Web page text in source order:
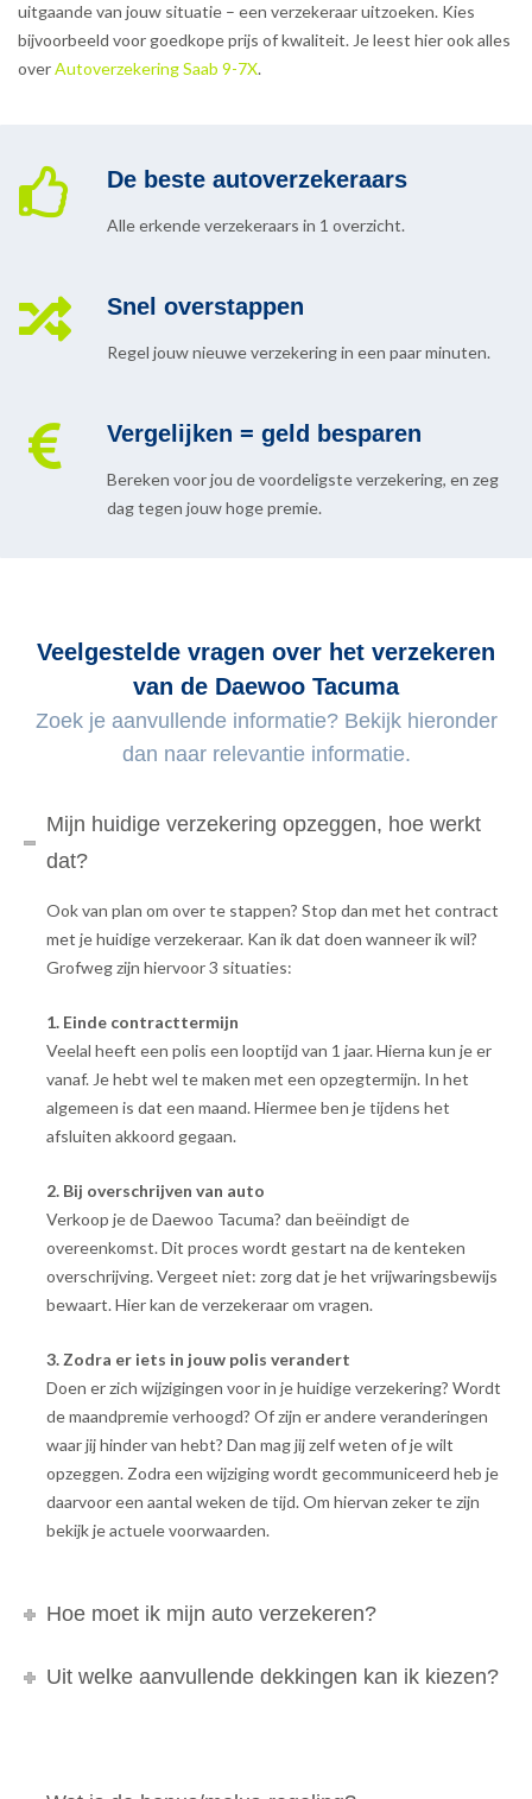
uitgaande van jouw situatie – een verzekeraar uitzoeken. Kies
bijvoorbeeld voor goedkope prijs of kwaliteit. Je leest hier ook alles
overAutoverzekering Saab 9-7X.
De beste autoverzekeraars
Alle erkende verzekeraars in 1 overzicht.
Snel overstappen
Regel jouw nieuwe verzekering in een paar minuten.
Vergelijken = geld besparen
Bereken voor jou de voordeligste verzekering, en zeg
dag tegen jouw hoge premie.
Veelgestelde vragen over het verzekeren
van de Daewoo Tacuma
Zoek je aanvullende informatie? Bekijk hieronder
dan naar relevantie informatie.
Mijn huidige verzekering opzeggen, hoe werkt
dat?
Ook van plan om over te stappen? Stop dan met het contract
met je huidige verzekeraar. Kan ik dat doen wanneer ik wil?
Grofweg zijn hiervoor 3 situaties:
1. Einde contracttermijn
Veelal heeft een polis een looptijd van 1 jaar. Hierna kun je er
vanaf. Je hebt wel te maken met een opzegtermijn. In het
algemeen is dat een maand. Hiermee ben je tijdens het
afsluiten akkoord gegaan.
2. Bij overschrijven van auto
Verkoop je de Daewoo Tacuma? dan beëindigt de
overeenkomst. Dit proces wordt gestart na de kenteken
overschrijving. Vergeet niet: zorg dat je het vrijwaringsbewijs
bewaart. Hier kan de verzekeraar om vragen.
3. Zodra er iets in jouw polis verandert
Doen er zich wijzigingen voor in je huidige verzekering? Wordt
de maandpremie verhoogd? Of zijn er andere veranderingen
waar jij hinder van hebt? Dan mag jij zelf weten of je wilt
opzeggen. Zodra een wijziging wordt gecommuniceerd heb je
daarvoor een aantal weken de tijd. Om hiervan zeker te zijn
bekijk je actuele voorwaarden.
Hoe moet ik mijn auto verzekeren?
Uit welke aanvullende dekkingen kan ik kiezen?